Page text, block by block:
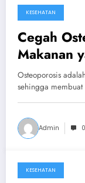
August 30, 2024
KESEHATAN
Cegah
Makanan
Osteoporosis
sehingga
Admin
August 12, 2024
KESEHATAN